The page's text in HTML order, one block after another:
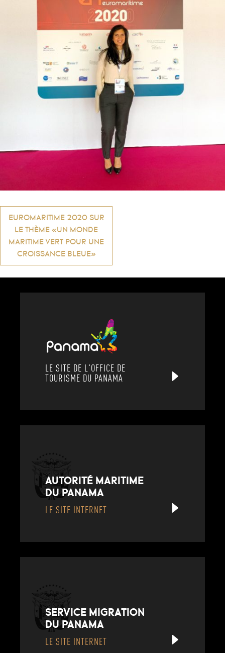
Navigation
de
l’article
EUROMARITIME 2020 SUR
LE THÈME «UN MONDE
MARITIME VERT POUR UNE
CROISSANCE BLEUE»
LE SITE DE L'OFFICE DE
TOURISME DU PANAMA
AUTORITÉ MARITIME
DU PANAMA
LE SITE INTERNET
SERVICE MIGRATION
DU PANAMA
LE SITE INTERNET